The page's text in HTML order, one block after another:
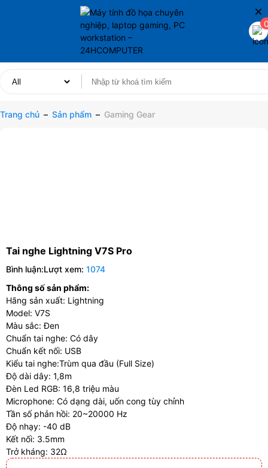
Trang chủ – Sản phẩm – Gaming Gear
Tai nghe Lightning V7S Pro
Bình luận:Lượt xem: 1074
Thông số sản phẩm:
Hãng sản xuất: Lightning
Model: V7S
Màu sắc: Đen
Chuẩn tai nghe: Có dây
Chuẩn kết nối: USB
Kiểu tai nghe:Trùm qua đầu (Full Size)
Độ dài dây: 1,8m
Đèn Led RGB: 16,8 triệu màu
Microphone: Có dạng dài, uốn cong tùy chỉnh
Tần số phản hồi: 20~20000 Hz
Độ nhạy: -40 dB
Kết nối: 3.5mm
Trở kháng: 32Ω
×